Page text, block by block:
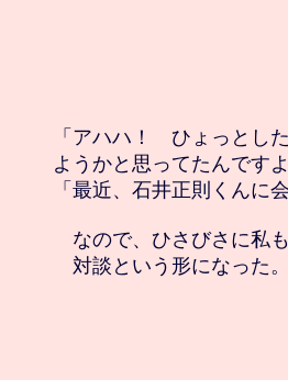
「アハハ！　ひょっとし
ようかと思ってたんですよ
「最近、石井正則くんに
なので、ひさびさに私